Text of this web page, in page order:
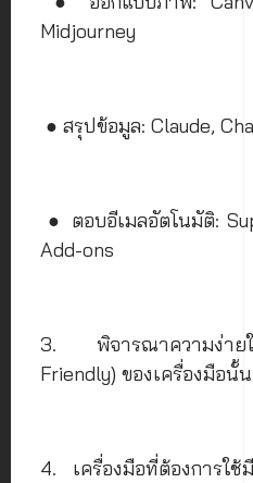
Midjourney
● สรุปข้อมูล: Claude,
● ตอบอีเมลอัตโนมัติ:
Add-ons
3. พิจารณาความง่าย
Friendly) ของเครื่องมือนั้
4. เครื่องมือที่ต้องการใช้